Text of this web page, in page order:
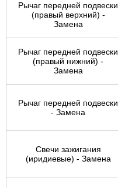
Рычаг передней подвески
(правый верхний) -
Замена
Рычаг передней подвески
(правый нижний) -
Замена
Рычаг передней подвески
- Замена
Свечи зажигания
(иридиевые) - Замена